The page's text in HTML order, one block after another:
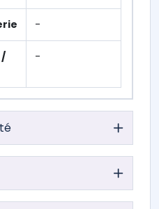
-
/
-